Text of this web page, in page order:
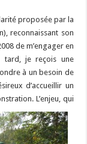
proposée par la
reconnaissant son
de m’engager en
tard, je reçois une
à un besoin de
d’accueillir un
L’enjeu, qui